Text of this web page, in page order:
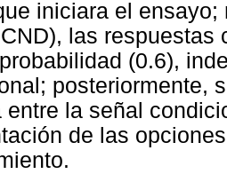
iniciara el
las respuestas
(0.6),
posteriormente,
entre la señal
de las